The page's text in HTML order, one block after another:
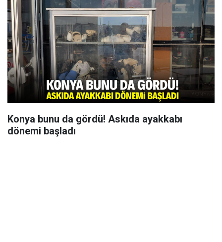
Konya bunu da gördü! Askıda ayakkabı
dönemi başladı